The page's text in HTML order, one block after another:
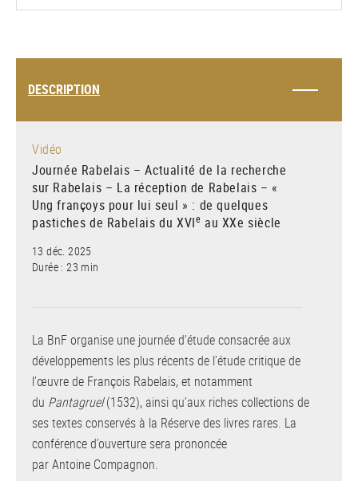
DESCRIPTION
Vidéo
Journée Rabelais – Actualité de la recherche
sur Rabelais – La réception de Rabelais – «
Ung françoys pour lui seul » : de quelques
pastiches de Rabelais du XVIe au XXe siècle
13 déc. 2025
Durée : 23 min
La BnF organise une journée d’étude consacrée aux
développements les plus récents de l’étude critique de
l’œuvre de François Rabelais, et notamment
du Pantagruel(1532), ainsi qu’aux riches collections de
ses textes conservés à la Réserve des livres rares. La
conférence d’ouverture sera prononcée
par Antoine Compagnon.